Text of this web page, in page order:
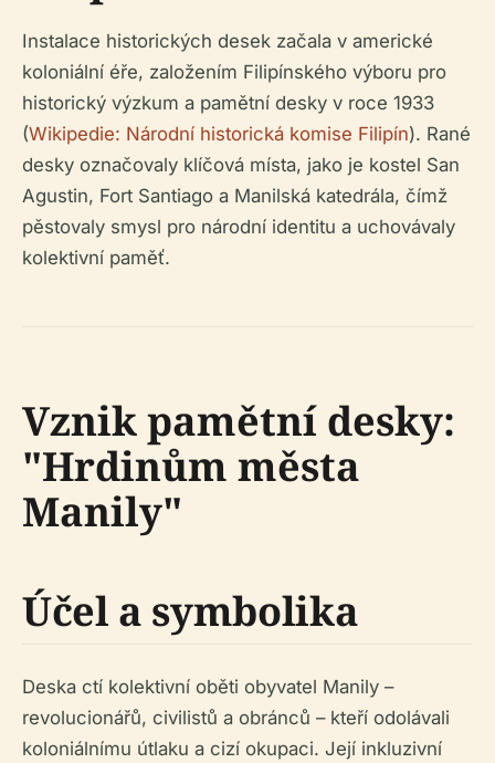
Instalace historických desek začala v americké
koloniální éře, založením Filipínského výboru pro
historický výzkum a pamětní desky v roce 1933
(Wikipedie: Národní historická komise Filipín). Rané
desky označovaly klíčová místa, jako je kostel San
Agustin, Fort Santiago a Manilská katedrála, čímž
pěstovaly smysl pro národní identitu a uchovávaly
kolektivní paměť.
Vznik pamětní desky:
"Hrdinům města
Manily"
Účel a symbolika
Deska ctí kolektivní oběti obyvatel Manily –
revolucionářů, civilistů a obránců – kteří odolávali
koloniálnímu útlaku a cizí okupaci. Její inkluzivní